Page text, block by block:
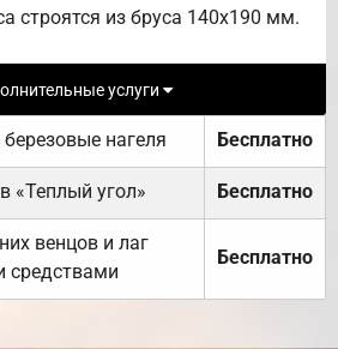
строятся из бруса 140х190 мм.
услуги
нагеля Бесплатно
«Теплый угол» Бесплатно
венцов и лаг
Бесплатно